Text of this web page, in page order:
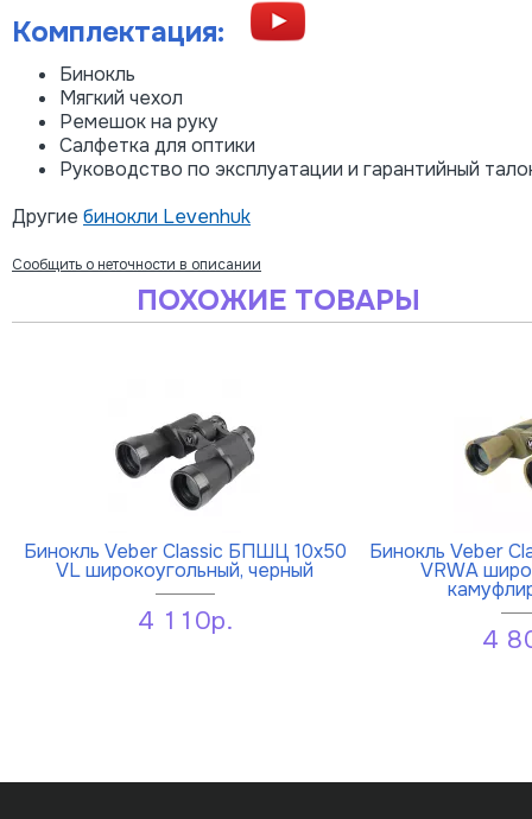
Комплектация:
Бинокль
Мягкий чехол
Ремешок на руку
Салфетка для оптики
Руководство по эксплуатации и гарантийный
Другие бинокли Levenhuk
Сообщить о неточности в описании
ПОХОЖИЕ ТОВАРЫ
Бинокль Veber Classic БПШЦ 10x50
VL широкоугольный, черный
4 110р.
Бинокль Veber
VRWA
4